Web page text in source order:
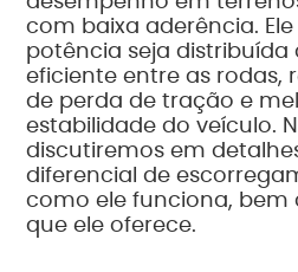
com baixa aderência.
potência seja distribuída
eficiente entre as rodas,
de perda de tração e
estabilidade do veículo.
discutiremos em
diferencial de
como ele funciona, bem
que ele oferece.